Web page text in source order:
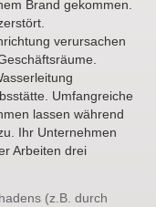
Brand gekommen.
verursachen
Umfangreiche
lassen während
Ihr Unternehmen
Arbeiten drei
(z.B. durch